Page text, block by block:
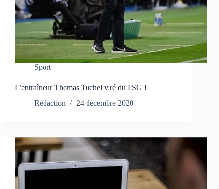
Sport
L’entraîneur Thomas Tuchel viré du PSG !
Rédaction
24 décembre 2020